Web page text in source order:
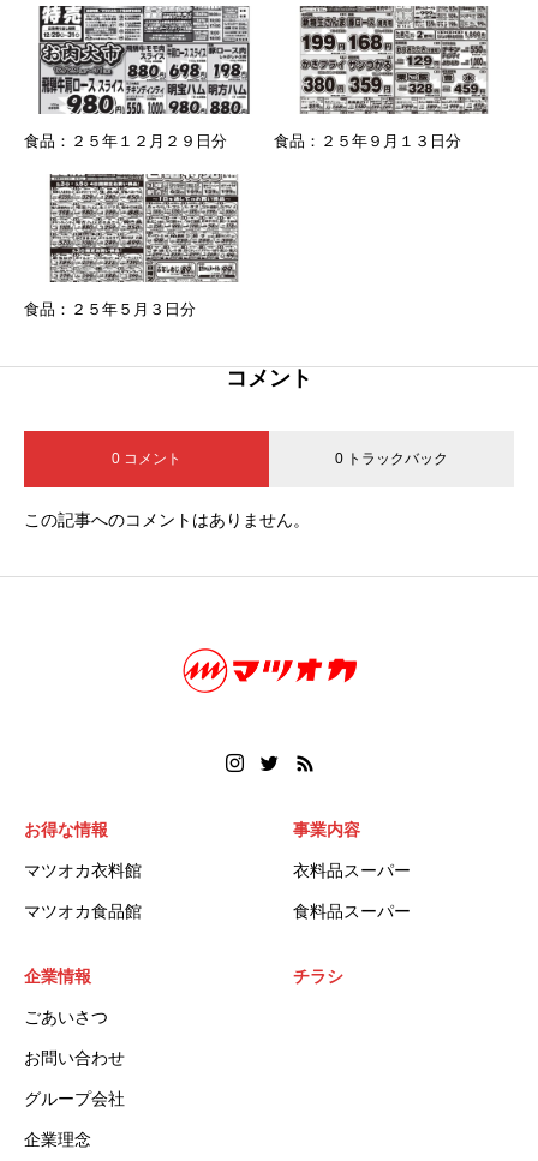
食品：２５年１２月２９日分 食品：２５年９月１３日分
食品：２５年５月３日分
コメント
0 コメント 0 トラックバック
この記事へのコメントはありません。
お得な情報
マツオカ衣料館
マツオカ食品館
事業内容
衣料品スーパー
食料品スーパー
企業情報
ごあいさつ
お問い合わせ
グループ会社
企業理念
チラシ